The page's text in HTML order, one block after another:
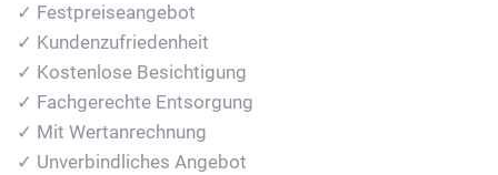
✓ Festpreiseangebot
✓ Kundenzufriedenheit
✓ Kostenlose Besichtigung
✓ Fachgerechte Entsorgung
✓ Mit Wertanrechnung
✓ Unverbindliches Angebot